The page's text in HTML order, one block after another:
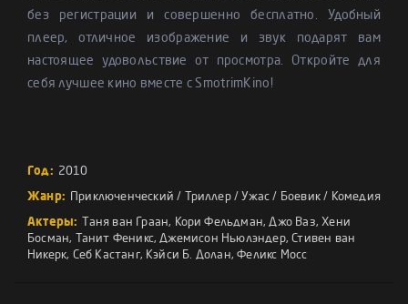
без регистрации и совершенно бесплатно. Удобный
плеер, отличное изображение и звук подарят вам
настоящее удовольствие от просмотра. Откройте для
себя лучшее кино вместе с SmotrimKino!
Год: 2010
Жанр: Приключенческий / Триллер/Ужас / Боевик / Комедия
Актеры: Таня ван Граан, Кори Фельдман,Джо Ваз,Хени
Босман, Танит Феникс,Джемисон Ньюлэндер,Стивен ван
Никерк, Себ Кастанг, Кэйси Б. Долан,Феликс Мосс